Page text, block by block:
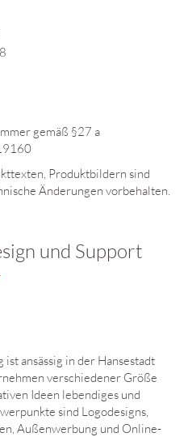
gemäß §27 a
Produktbildern sind
Änderungen vorbehalten.
und Support
ansässig in der Hansestadt
verschiedener Größe
Ideen lebendiges und
sind Logodesigns,
Außenwerbung und Online-